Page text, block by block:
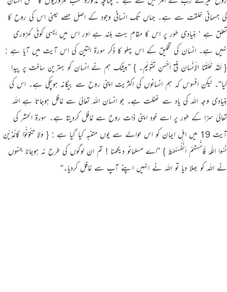
کی جسمانی خلقت سے ہے۔ جہاں تک انسانی وجود کے اصل حصے یعنی اس کی روح کا
تعلق ہے ‘ بنیادی طور پر اس کا مقام بہت بلند ہے اور اس میں ایسی کوئی کمزوری
نہیں ہے۔ انسان کی تخلیق کے اس پہلو کا ذکر سورة التین کی اس آیت میں آیا ہے :
{ لَقَدْ خَلَقْنَا الْاِنْسَانَ فِیْٓ اَحْسَنِ تَقْوِیْمٍ۔ } ”بیشک ہم نے انسان کو بہترین ساخت پر پیدا
کیا“۔ لیکن افسوس کہ ہم انسانوں کی اکثریت اپنی روح سے بیگانہ ہوچکی ہے۔ اس کی
بنیادی وجہ اللہ کی یاد سے غفلت ہے۔ جو انسان اللہ تعالیٰ سے غافل ہوجاتا ہے اللہ
تعالیٰ سزا کے طور پر اسے خود اپنی ذات روح سے غافل کردیتا ہے۔ سورة الحشر کی
آیت 19 میں اہل ایمان کو اس حوالے سے یوں متنبہ کیا گیا ہے : { وَلَا تَـکُوْنُوْا کَالَّذِیْنَ
نَسُوا اللّٰہَ فَاَنْسٰٹہُمْ اَنْفُسَہُمْط } ”اے مسلمانو دیکھنا ! تم ان لوگوں کی طرح نہ ہوجانا جنہوں
نے اللہ کو بھلا دیا تو اللہ نے انہیں اپنے آپ سے غافل کردیا۔“